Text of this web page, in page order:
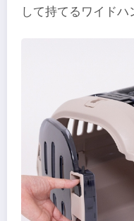
して持てるワイドハ